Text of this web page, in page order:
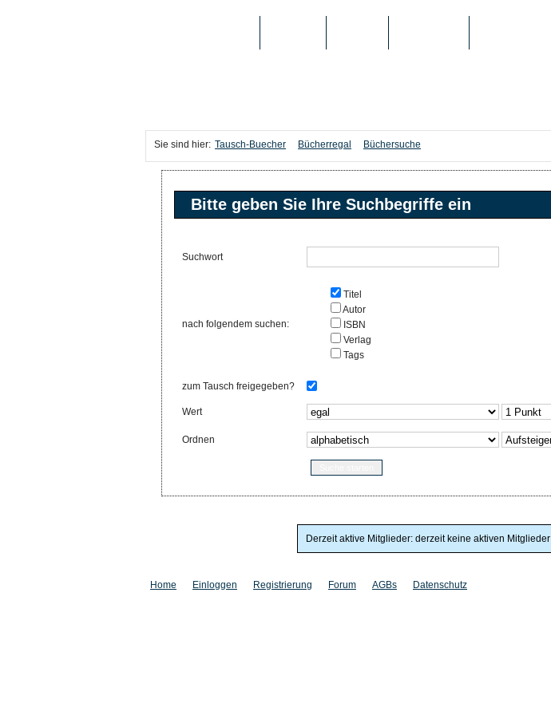
Sie sind hier: Tausch-Buecher Bücherregal Büchersuche
Bitte geben Sie Ihre Suchbegriffe ein
Suchwort
nach folgendem suchen:
Titel
Autor
ISBN
Verlag
Tags
zum Tausch freigegeben?
Wert
Ordnen
Derzeit aktive Mitglieder: derzeit keine aktiven Mitglieder
Home Einloggen Registrierung Forum AGBs Datenschutz